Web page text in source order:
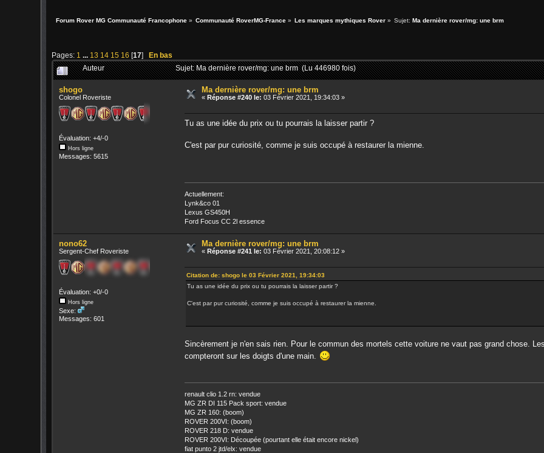
Forum Rover MG Communauté Francophone» Communauté RoverMG-France» Les marques mythiques Rover» Sujet:Ma dernière rover/mg: une brm
Pages: 1 ... 13 14 15 16 [17]En bas
Auteur Sujet: Ma dernière rover/mg: une brm (Lu 446980 fois)
shogo
Colonel Roveriste
Évaluation: +4/-0
Hors ligne
Messages: 5615
Ma dernière rover/mg: une brm
«Réponse #240 le: 03 Février 2021, 19:34:03 »
Tu as une idée du prix ou tu pourrais la laisser partir ?
C'est par pur curiosité, comme je suis occupé à restaurer la mienne.
Actuellement:
Lynk&co 01
Lexus GS450H
Ford Focus CC 2l essence
nono62
Sergent-Chef Roveriste
Évaluation: +0/-0
Hors ligne
Sexe:
Messages: 601
Ma dernière rover/mg: une brm
«Réponse #241 le: 03 Février 2021, 20:08:12 »
Citation de: shogo le 03 Février 2021, 19:34:03
Tu as une idée du prix ou tu pourrais la laisser partir ?
C'est par pur curiosité, comme je suis occupé à restaurer la mienne.
Sincèrement je n'en sais rien. Pour le commun des mortels cette voiture ne vaut pas grand chose.
compteront sur les doigts d'une main.
renault clio 1.2 rn: vendue
MG ZR DI 115 Pack sport: vendue
MG ZR 160: (boom)
ROVER 200VI: (boom)
ROVER 218 D: vendue
ROVER 200VI: Découpée (pourtant elle était encore nickel)
fiat punto 2 jtd/elx: vendue